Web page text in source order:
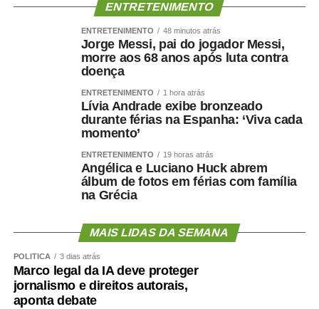
Ao concluir, Maluf disse que deixa a situação com a
consciência tranquila e atribuiu a responsabilidade pela
decisão aos responsáveis pela mudança.
“Saio deste episódio com a consciência tranquila. Cumpri
rigorosamente aquilo que assumi. Outros terão de
responder pelas escolhas que fizeram e pela maneira
como decidiram fazê-las.”
Nota na íntegra:
Política se faz com responsabilidade, compromisso,
Wellington Fagundes e o Partido Liberal de Mato Grosso
demonstraram enorme dificuldade em compreender o
significado desses princípios – o que só contribui para
apodrecer a boa política.
ENTRETENIMENTO
ENTRETENIMENTO 48 minutos atrás
Jorge Messi, pai do jogador Messi,
morre aos 68 anos após luta contra
doença
ENTRETENIMENTO 1 hora atrás
Lívia Andrade exibe bronzeado
durante férias na Espanha: ‘Viva cada
momento’
ENTRETENIMENTO 19 horas atrás
Angélica e Luciano Huck abrem
álbum de fotos em férias com família
na Grécia
MAIS LIDAS DA SEMANA
POLÍTICA 3 dias atrás
Marco legal da IA deve proteger
jornalismo e direitos autorais,
aponta debate